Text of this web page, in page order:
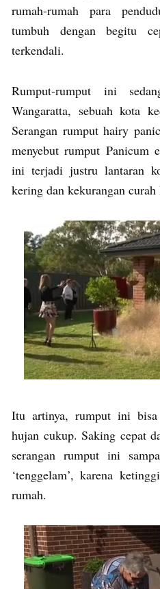
rumah-rumah para
tumbuh dengan begitu
terkendali.
Rumput-rumput ini
Wangaratta, sebuah kota
Serangan rumput hairy
menyebut rumput
ini terjadi justru lantaran
kering dan kekurangan curah
Itu artinya, rumput ini
hujan cukup. Saking cepat
serangan rumput ini
‘tenggelam’, karena
rumah.